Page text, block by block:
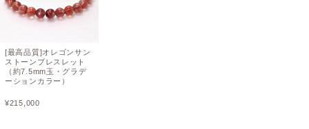
[最高品質]オレゴンサン
ストーンブレスレット
（約7.5mm玉・グラデ
ーションカラー）
¥215,000